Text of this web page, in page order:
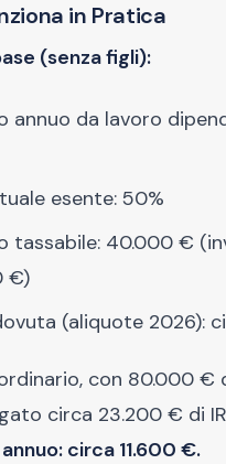
in Pratica
(senza figli):
annuo da lavoro
esente: 50%
tassabile: 40.000 €
€)
(aliquote 2026):
con 80.000 €
circa 23.200 € di
circa 11.600 €.